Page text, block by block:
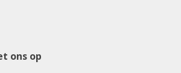
ons op